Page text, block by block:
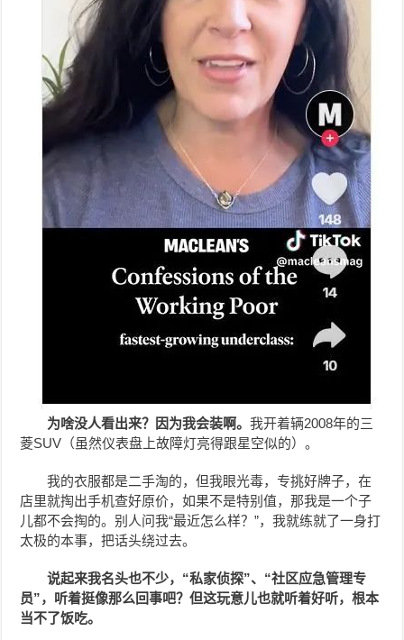
为啥没人看出来？因为我会装啊。我开着辆2008年的三
菱SUV（虽然仪表盘上故障灯亮得跟星空似的）。
我的衣服都是二手淘的，但我眼光毒，专挑好牌子，在
店里就掏出手机查好原价，如果不是特别值，那我是一个子
儿都不会掏的。别人问我“最近怎么样？”，我就练就了一身打
太极的本事，把话头绕过去。
说起来我名头也不少，“私家侦探”、“社区应急管理专
员”，听着挺像那么回事吧？但这玩意儿也就听着好听，根本
当不了饭吃。